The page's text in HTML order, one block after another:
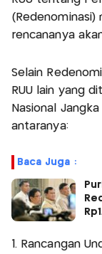
(Redenominasi)
rencananya
Selain
RUU lain yang
Nasional
antaranya:
Baca Juga :
1. Rancangan